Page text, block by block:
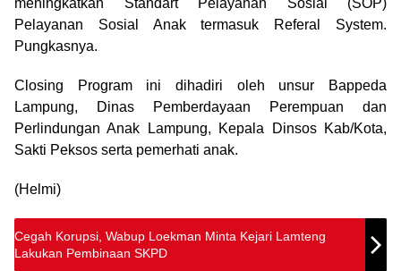
meningkatkan Standart Pelayanan Sosial (SOP)
Pelayanan Sosial Anak termasuk Referal System.
Pungkasnya.
Closing Program ini dihadiri oleh unsur Bappeda
Lampung, Dinas Pemberdayaan Perempuan dan
Perlindungan Anak Lampung, Kepala Dinsos Kab/Kota,
Sakti Peksos serta pemerhati anak.
(Helmi)
Cegah Korupsi, Wabup Loekman Minta Kejari Lamteng
Lakukan Pembinaan SKPD